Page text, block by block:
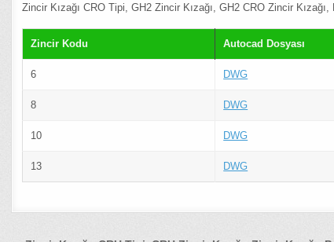
Zincir Kızağı CRO Tipi, GH2 Zincir Kızağı, GH2 CRO Zincir
Zincir Kodu Autocad Dosyası
6 DWG
8 DWG
10 DWG
13 DWG